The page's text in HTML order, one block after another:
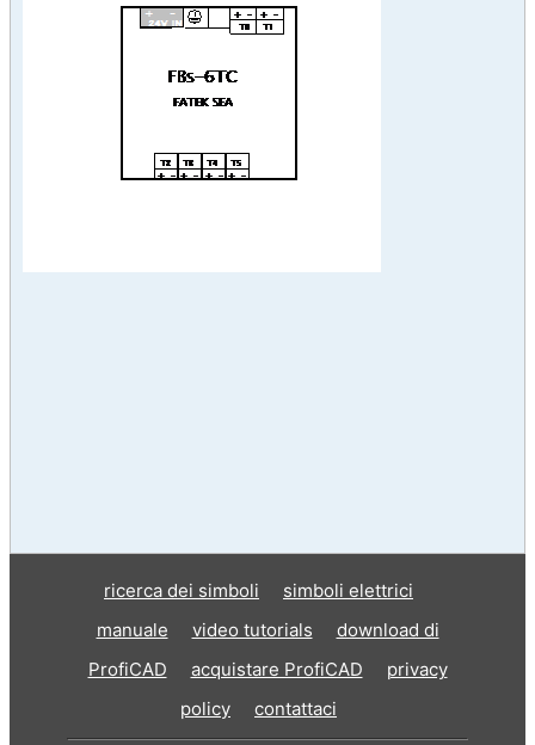
ricerca dei simboli
simboli elettrici
manuale
video tutorials
download di
ProfiCAD
acquistare ProfiCAD
privacy
policy
contattaci